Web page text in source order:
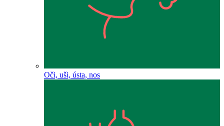
Oči, uši, ústa, nos